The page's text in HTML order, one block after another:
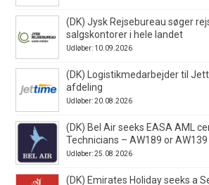
(DK) Jysk Rejsebureau søger
salgskontorer i hele landet
Udløber: 10.09.2026
(DK) Logistikmedarbejder til
afdeling
Udløber: 20.08.2026
(DK) Bel Air seeks EASA AML
Technicians – AW189 or
Udløber: 25.08.2026
(DK) Emirates Holiday seeks a